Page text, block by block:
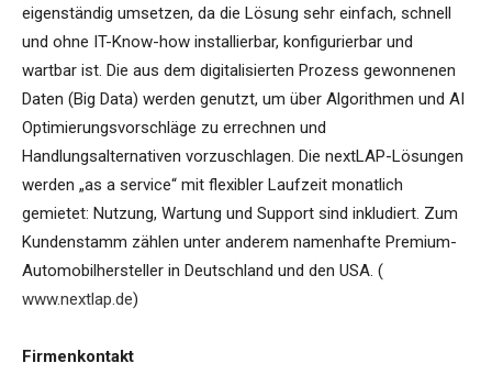
eigenständig umsetzen, da die Lösung sehr einfach, schnell
und ohne IT-Know-how installierbar, konfigurierbar und
wartbar ist. Die aus dem digitalisierten Prozess gewonnenen
Daten (Big Data) werden genutzt, um über Algorithmen und AI
Optimierungsvorschläge zu errechnen und
Handlungsalternativen vorzuschlagen. Die nextLAP-Lösungen
werden „as a service“ mit flexibler Laufzeit monatlich
gemietet: Nutzung, Wartung und Support sind inkludiert. Zum
Kundenstamm zählen unter anderem namenhafte Premium-
Automobilhersteller in Deutschland und den USA. (
www.nextlap.de)
Firmenkontakt